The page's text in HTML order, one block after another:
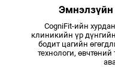
Эмнэлзүйн
CogniFit-ийн
клиникийн үр
бодит цагийн
технологи,